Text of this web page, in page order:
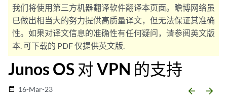
我们将使用第三方机器翻译软件翻译本页面。瞻博网络虽
已做出相当大的努力提供高质量译文，但无法保证其准确
性。如果对译文信息的准确性有任何疑问，请参阅英文版
本. 可下载的 PDF 仅提供英文版.
Junos OS 对 VPN 的支持
date_range 16-Mar-23 arrow_backward arrow_forward